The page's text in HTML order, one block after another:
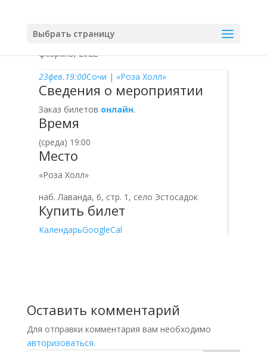
Выбрать страницу
февраль, 2022
23фев. 19:00Сочи | «Роза Холл»
Сведения о мероприятии
Заказ билетов онлайн.
Время
(среда) 19:00
Место
«Роза Холл»
наб. Лаванда, 6, стр. 1, село Эстосадок
Купить билет
КалендарьGoogleCal
Оставить комментарий
Для отправки комментария вам необходимо
авторизоваться.